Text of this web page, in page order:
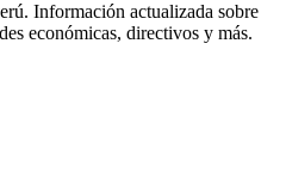
Información actualizada sobre
económicas, directivos y más.